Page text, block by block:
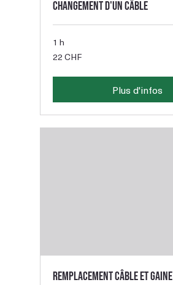
Changement d'un câble
1 h
francs
22 CHF
Plus d'infos
Remplacement câble et gaine